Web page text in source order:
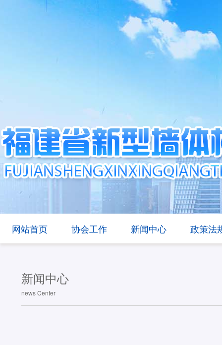
网站首页 协会工作 新闻中心 政策法
新闻中心
news Center